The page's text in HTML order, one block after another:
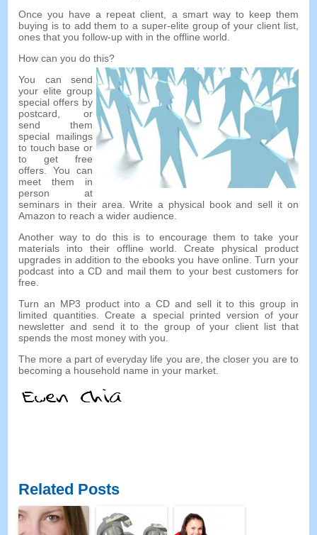
Once you have a repeat client, a smart way to keep them
buying is to add them to a super-elite group of your client list,
ones that you follow-up with in the offline world.
How can you do this?
You can send
your elite group
special offers by
postcard, or
send them
special mailings
to touch base or
to get free
offers. You can
meet them in
person at
seminars in their area.Write a physical book and sell it on
Amazon to reach a wider audience.
Another way to do this is to encourage them to take your
materials into their offline world.Create physical product
upgrades in addition to the ebooks you have online.Turn your
podcast into a CD and mail them to your best customers for
free.
Turn an MP3 product into a CD and sell it to this group in
limited quantities.Create a special printed version of your
newsletter and send it to the group of your client list that
spends the most money with you.
The more a part of everyday life you are,the closer you are to
becoming a household name in your market.
Related Posts